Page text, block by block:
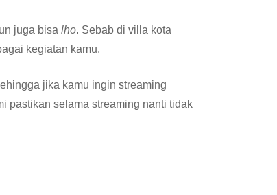
juga bisa lho. Sebab di villa kota
kegiatan kamu.
jika kamu ingin streaming
pastikan selama streaming nanti tidak